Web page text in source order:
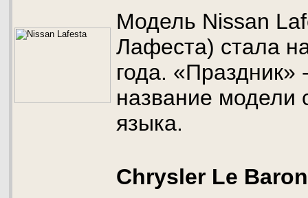
Модель Nissan
Лафеста) стала
года. «Праздник»
название модели
языка.
Chrysler Le Baron